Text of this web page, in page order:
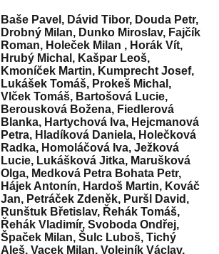
Baše Pavel, Dávid Tibor, Douda Petr,
Drobný Milan, Dunko Miroslav, Fajčík
Roman, Holeček Milan , Horák Vít,
Hrubý Michal, Kašpar Leoš,
Kmoníček Martin, Kumprecht Josef,
Lukášek Tomáš, Prokeš Michal,
Vlček Tomáš, Bartošová Lucie,
Berousková Božena, Fiedlerová
Blanka, Hartychová Iva, Hejcmanová
Petra, Hladíková Daniela, Holečková
Radka, Homoláčová Iva, Ježková
Lucie, Lukášková Jitka, Marušková
Olga, Medková Petra Bohata Petr,
Hájek Antonín, Hardoš Martin, Kováč
Jan, Petráček Zdeněk, Puršl David,
Runštuk Břetislav, Řehák Tomáš,
Řehák Vladimír, Svoboda Ondřej,
Špaček Milan, Šulc Luboš, Tichý
Aleš, Vacek Milan, Volejník Václav,